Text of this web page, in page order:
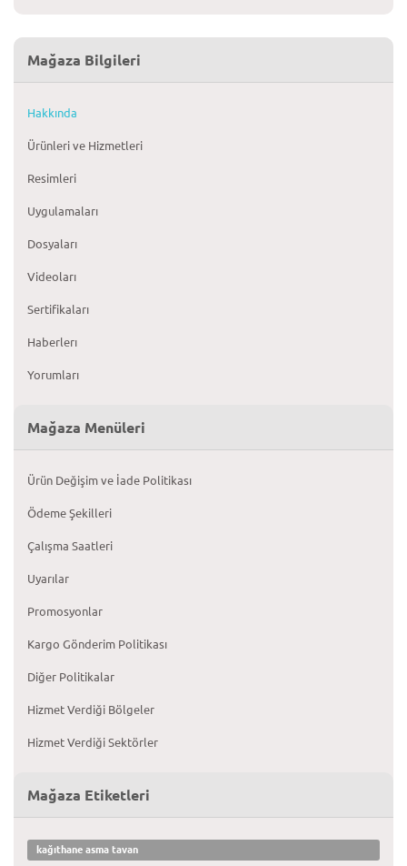
Mağaza Bilgileri
Hakkında
Ürünleri ve Hizmetleri
Resimleri
Uygulamaları
Dosyaları
Videoları
Sertifikaları
Haberlerı
Yorumları
Mağaza Menüleri
Ürün Değişim ve İade Politikası
Ödeme Şekilleri
Çalışma Saatleri
Uyarılar
Promosyonlar
Kargo Gönderim Politikası
Diğer Politikalar
Hizmet Verdiği Bölgeler
Hizmet Verdiği Sektörler
Mağaza Etiketleri
kağıthane asma tavan